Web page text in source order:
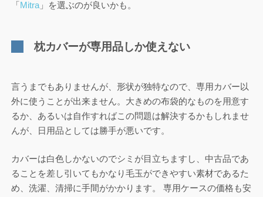
「 Mitra」を選ぶのが良いかも。
枕カバーが専用品しか使えない
言うまでもありませんが、形状が独特なので、専用カバー以
外に使うことが出来ません。大きめの布袋的なものを用意す
るか、あるいは自作すればこの問題は解決するかもしれませ
んが、日用品としては勝手が悪いです。
カバーは白色しかないのでシミが目立ちますし、中古品であ
ることを差し引いてもかなり毛玉ができやすい素材であるた
め、洗濯、清掃に手間がかかります。 専用ケースの価格も安